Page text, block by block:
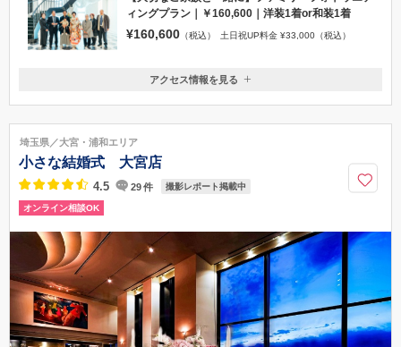
ィングプラン｜￥160,600｜洋装1着or和装1着
¥160,600 （税込） 土日祝UP料金 ¥33,000（税込）
京都府京都市中京区七観音町629-1
歩3分
0120-94-8044
アクセス情報を見る
埼玉県／大宮・浦和エリア
小さな結婚式 大宮店
4.5 29件 撮影レポート掲載中
オンライン相談OK